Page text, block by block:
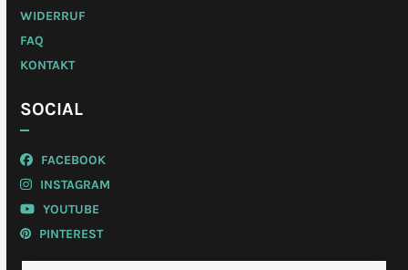
WIDERRUF
FAQ
KONTAKT
SOCIAL
FACEBOOK
INSTAGRAM
YOUTUBE
PINTEREST